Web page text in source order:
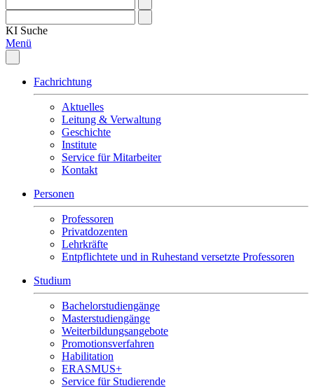
KI Suche
Menü
Fachrichtung
Aktuelles
Leitung & Verwaltung
Geschichte
Institute
Service für Mitarbeiter
Kontakt
Personen
Professoren
Privatdozenten
Lehrkräfte
Entpflichtete und in Ruhestand versetzte Professoren
Studium
Bachelorstudiengänge
Masterstudiengänge
Weiterbildungsangebote
Promotionsverfahren
Habilitation
ERASMUS+
Service für Studierende